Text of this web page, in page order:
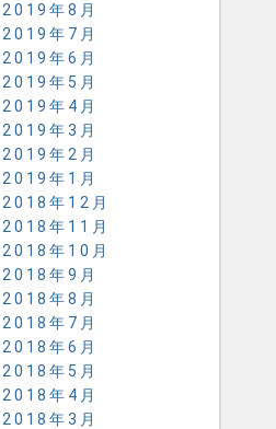
2019年8月
2019年7月
2019年6月
2019年5月
2019年4月
2019年3月
2019年2月
2019年1月
2018年12月
2018年11月
2018年10月
2018年9月
2018年8月
2018年7月
2018年6月
2018年5月
2018年4月
2018年3月